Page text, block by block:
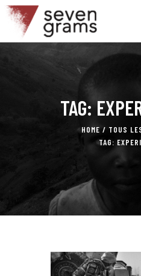
TAG:
HOME
TOUS
TAG:
LE PROJET
ACTUALITÉS